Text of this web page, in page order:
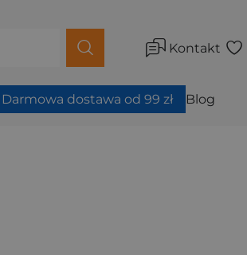
Kontakt
Darmowa dostawa od 99 zł Blog